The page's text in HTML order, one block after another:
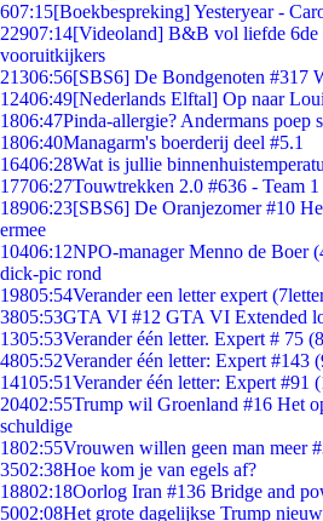
607:15[Boekbespreking] Yesteryear -
22907:14[Videoland] B&B vol liefde 6de
vooruitkijkers
21306:56[SBS6] De Bondgenoten #317
12406:49[Nederlands Elftal] Op naar
1806:47Pinda-allergie? Andermans poep
1806:40Managarm's boerderij deel #5.1
16406:28Wat is jullie
17706:27Touwtrekken 2.0 #636 - Team
18906:23[SBS6] De Oranjezomer #10
ermee
10406:12NPO-manager Menno de Boer
dick-pic rond
19805:54Verander een letter expert
3805:53GTA VI #12 GTA VI Extended
1305:53Verander één letter. Expert # 75
4805:52Verander één letter: Expert #143
14105:51Verander één letter: Expert #91
20402:55Trump wil Groenland #16 Het
schuldige
1802:55Vrouwen willen geen man meer
3502:38Hoe kom je van egels af?
18802:18Oorlog Iran #136 Bridge and
5002:08Het grote dagelijkse Trump